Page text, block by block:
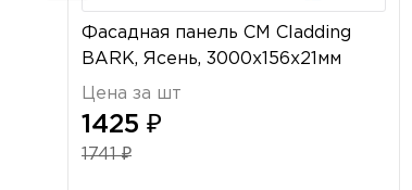
Фасадная панель CM Cladding
BARK, Ясень, 3000х156х21мм
Цена за шт
1425 ₽
1741 ₽